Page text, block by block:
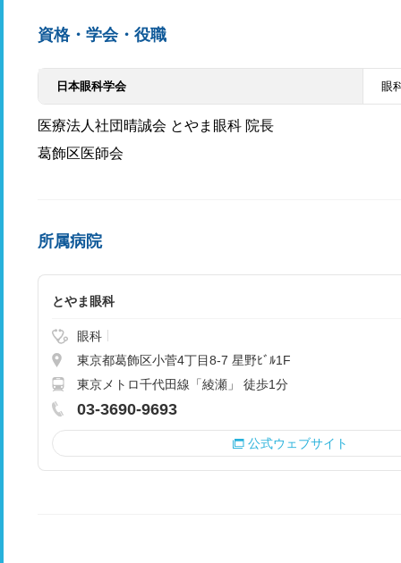
資格・学会・役職
日本眼科学会 眼
医療法人社団晴誠会 とやま眼科 院長
葛飾区医師会
所属病院
とやま眼科
眼科
東京都葛飾区小菅4丁目8-7 星野ﾋﾞﾙ1F
東京メトロ千代田線「綾瀬」 徒歩1分
03-3690-9693
公式ウェブサイト